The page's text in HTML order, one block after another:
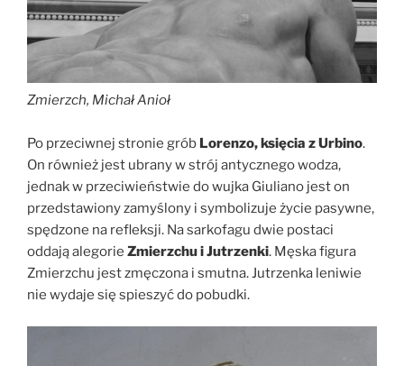
Zmierzch, Michał Anioł
Po przeciwnej stronie grób Lorenzo, księcia z Urbino.
On również jest ubrany w strój antycznego wodza,
jednak w przeciwieństwie do wujka Giuliano jest on
przedstawiony zamyślony i symbolizuje życie pasywne,
spędzone na refleksji. Na sarkofagu dwie postaci
oddają alegorie Zmierzchu i Jutrzenki. Męska figura
Zmierzchu jest zmęczona i smutna. Jutrzenka leniwie
nie wydaje się spieszyć do pobudki.